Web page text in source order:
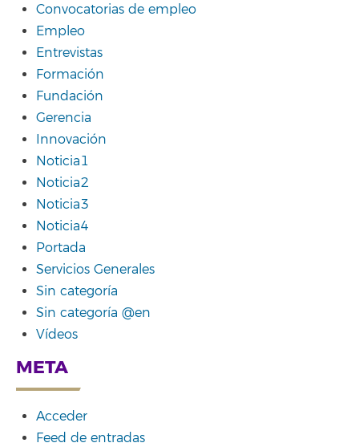
Convocatorias de empleo
Empleo
Entrevistas
Formación
Fundación
Gerencia
Innovación
Noticia1
Noticia2
Noticia3
Noticia4
Portada
Servicios Generales
Sin categoría
Sin categoría @en
Vídeos
META
Acceder
Feed de entradas